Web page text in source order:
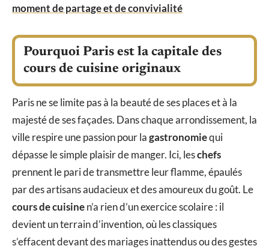
moment de partage et de convivialité
Pourquoi Paris est la capitale des
cours de cuisine originaux
Paris ne se limite pas à la beauté de ses places et à la
majesté de ses façades. Dans chaque arrondissement, la
ville respire une passion pour lagastronomiequi
dépasse le simple plaisir de manger. Ici, leschefs
prennent le pari de transmettre leur flamme, épaulés
par des artisans audacieux et des amoureux du goût. Le
cours de cuisinen’a rien d’un exercice scolaire : il
devient un terrain d’invention, où les classiques
s’effacent devant des mariages inattendus ou des gestes